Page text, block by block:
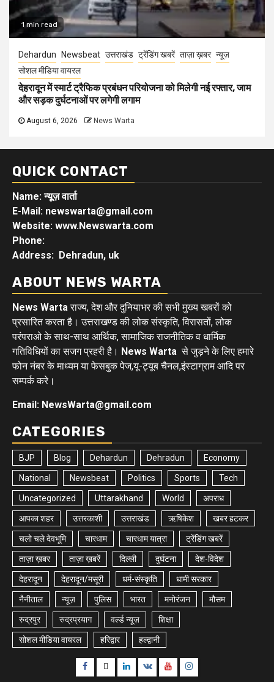
1 min read
Dehardun Newsbeat उत्तराखंड ट्रेंडिंग खबरें ताज़ा ख़बर न्यूज़
सोशल मीडिया वायरल
देहरादून में स्मार्ट ट्रैफिक प्रबंधन परियोजना को मिलेगी नई रफ्तार, जाम
और सड़क दुर्घटनाओं पर लगेगी लगाम
August 6, 2026 News Warta
QUICK CONTACT
Name: न्यूज़ वार्ता
E-Mail: newswarta@gmail.com
Website: www.Newswarta.com
Phone:
Address: Dehradun, uk
ABOUT NEWS WARTA
News Wartaराज्य, देश और दुनियाभर की सभी मुख्य खबरों को
प्रसारित करता है। उत्तराखण्ड की लोक संस्कृति, विरासतों, लोक
परंपराओ के साथ-साथ आर्थिक, सामाजिक राजनीतिक व धार्मिक
गतिविधियों का सजग प्रहरी है। News Warta से जुड़ने के लिए हमारे
फोन नंबर के माध्यम या फेसबुक पेज,यू-ट्यूब चैनल,इंस्टाग्राम आदि पर
सम्पर्क करे।
Email: NewsWarta@gmail.com
CATEGORIES
BJP Blog Dehardun Dehradun Economy
National Newsbeat Politics Sports Tech
Uncategorized Uttarakhand World अपराध
आपका शहर उत्तरकाशी उत्तराखंड ऋषिकेश खबर हटकर
चलो चले देवभूमि चारधाम चारधाम यात्रा ट्रेंडिंग खबरें
ताज़ा ख़बर ताज़ा ख़बरें दिल्ली दुर्घटना देश-विदेश
देहरादून देहरादून/मसूरी धर्म-संस्कृति धामी सरकार
नैनीताल न्यूज़ पुलिस भारत मनोरंजन मौसम
रुद्रपुर रुद्रप्रयाग वर्ल्ड न्यूज़ शिक्षा
सोशल मीडिया वायरल हरिद्वार हल्द्वानी
Facebook
TwitterLinkedin
VK YoutubeInstagram